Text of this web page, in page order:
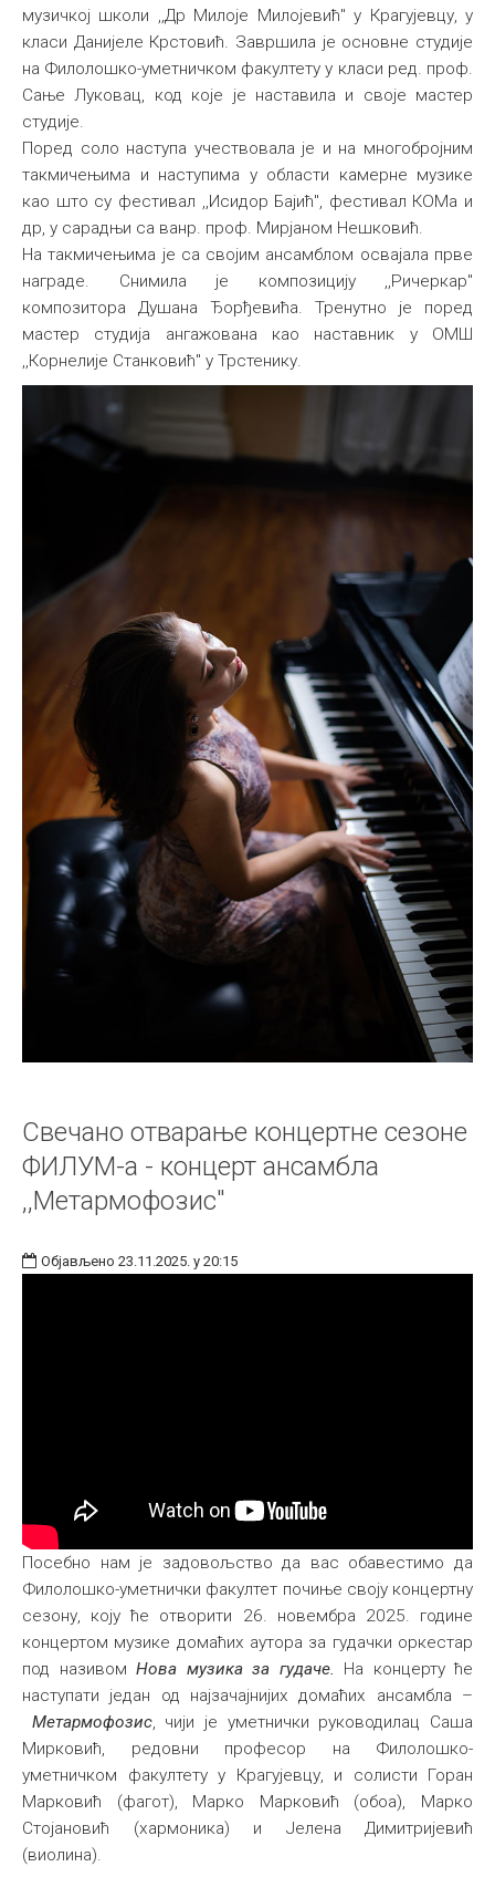
музичкој школи ,,Др Милоје Милојевић" у Крагујевцу, у
класи Данијеле Крстовић. Завршила је основне студије
нa Филолошко-уметничком факултету у класи ред. проф.
Сање Луковац, код које је наставила и своје мастер
студије.
Поред соло наступа учествовала је и на многобројним
такмичењима и наступима у области камерне музике
као што су фестивал ,,Исидор Бајић", фестивал КОМа и
др, у сарадњи са ванр. проф. Мирјаном Нешковић.
На такмичењима је са својим ансамблом освајала прве
награде. Снимила је композицију ,,Ричеркар"
композитора Душана Ђорђевића. Тренутно је поред
мастер студија ангажована као наставник у ОМШ
,,Корнелије Станковић" у Трстенику.
Свечано отварање концертне сезоне
ФИЛУМ-а - концерт ансамбла
,,Метармофозис"
Објављено 23.11.2025. у 20:15
Посебно нам је задовољство да вас обавестимо да
Филолошко-уметнички факултет почиње своју концертну
сезону, коју ће отворити 26. новембра 2025. године
концертом музике домаћих аутора за гудачки оркестар
под називом Нова музика за гудаче. На концерту ће
наступати један од најзачајнијих домаћих ансамбла –
Метармофозис, чији је уметнички руководилац Саша
Мирковић, редовни професор на Филолошко-
уметничком факултету у Крагујевцу, и солисти Горан
Марковић (фагот), Марко Марковић (обоа), Марко
Стојановић (хармоника) и Јелена Димитријевић
(виолина).